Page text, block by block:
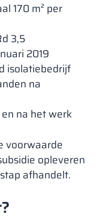
170 m² per
3,5
2019
isolatiebedrijf
na
en na het werk
voorwaarde
opleveren
afhandelt.